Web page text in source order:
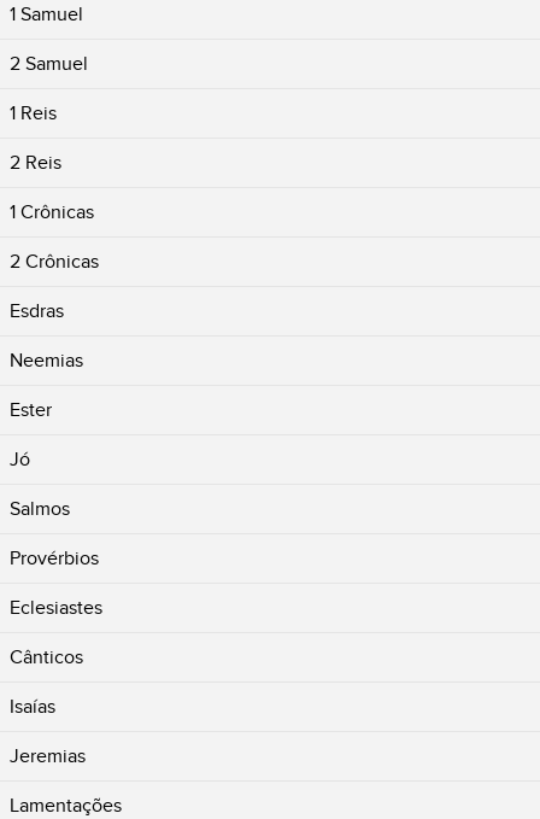
1 Samuel
2 Samuel
1 Reis
2 Reis
1 Crônicas
2 Crônicas
Esdras
Neemias
Ester
Jó
Salmos
Provérbios
Eclesiastes
Cânticos
Isaías
Jeremias
Lamentações